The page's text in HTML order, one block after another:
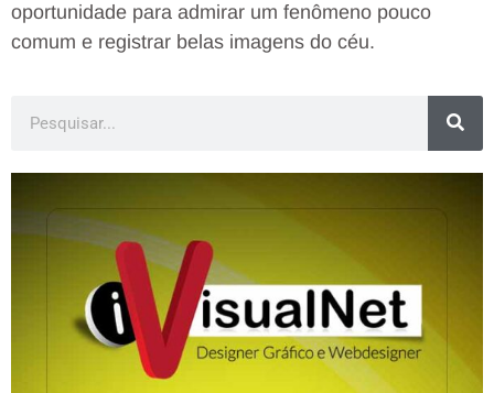
oportunidade para admirar um fenômeno pouco
comum e registrar belas imagens do céu.